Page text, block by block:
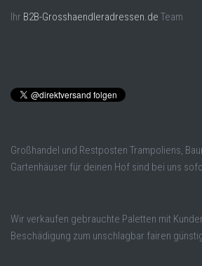
Ihr B2B-Grosshaendleradressen.de Team
Großhandel und Restposten Trampoliens,
Gartenhäuser für deinen Hof sind bei uns
Wir verkaufen gebrauchte Paletten mit
Beschädigung zum unschlagbar fairen